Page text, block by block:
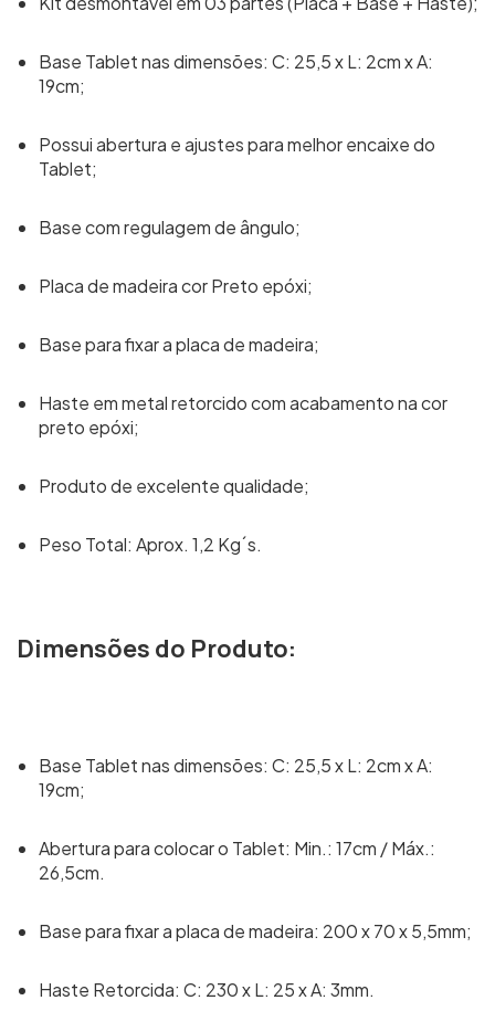
Base Tablet nas dimensões: C: 25,5 x L: 2cm x A:
19cm;
Possui abertura e ajustes para melhor encaixe do
Tablet;
Base com regulagem de ângulo;
Placa de madeira cor Preto epóxi;
Base para fixar a placa de madeira;
Haste em metal retorcido com acabamento na cor
preto epóxi;
Produto de excelente qualidade;
Peso Total: Aprox. 1,2 Kg´s.
Dimensões do Produto:
Base Tablet nas dimensões: C: 25,5 x L: 2cm x A:
19cm;
Abertura para colocar o Tablet: Min.: 17cm / Máx.:
26,5cm.
Base para fixar a placa de madeira: 200 x 70 x 5,5mm;
Haste Retorcida: C: 230 x L: 25 x A: 3mm.